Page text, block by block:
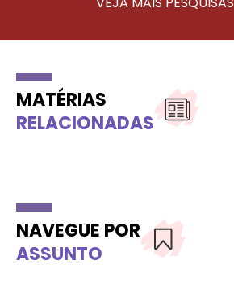
MATÉRIAS
RELACIONADAS
NAVEGUE POR
ASSUNTO